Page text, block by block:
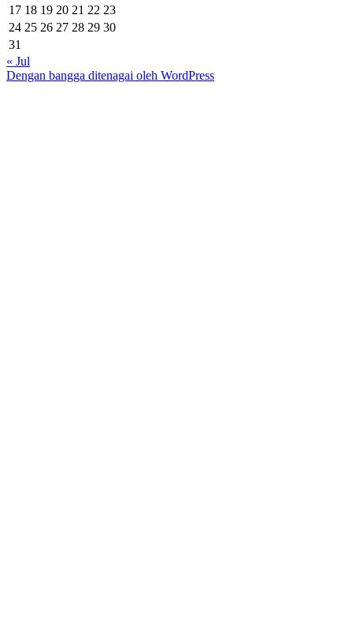
17 18 19 20 21 22 23
24 25 26 27 28 29 30
31
« Jul
Dengan bangga ditenagai oleh WordPress